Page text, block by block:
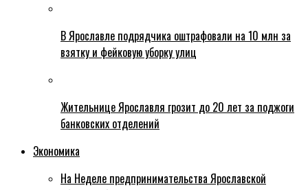
В Ярославле подрядчика оштрафовали на 10 млн за
взятку и фейковую уборку улиц
Жительнице Ярославля грозит до 20 лет за поджоги
банковских отделений
Экономика
На Неделе предпринимательства Ярославской